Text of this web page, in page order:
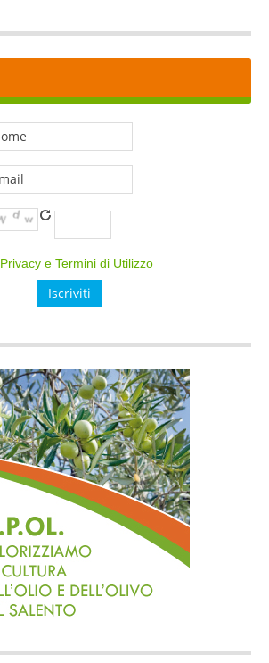
Privacy e Termini di Utilizzo